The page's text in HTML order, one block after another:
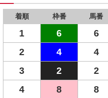
着順 枠番 馬番
1 6 6
2
4 4
3
2 2
4
8 8